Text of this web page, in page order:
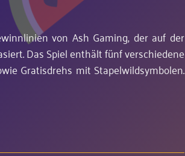
von Ash Gaming, der auf der
Das Spiel enthält fünf verschiedene
Gratisdrehs mit Stapelwildsymbolen.